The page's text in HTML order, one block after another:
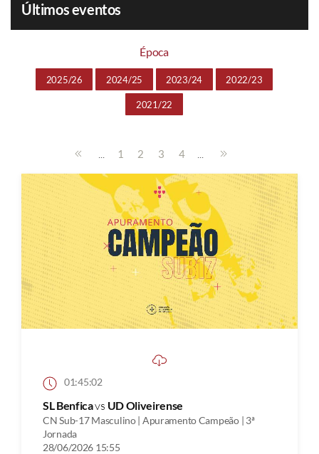
Últimos eventos
Época
2025/26 2024/25 2023/24 2022/23
2021/22
... 1 2 3 4 ...
01:45:02
SL Benficavs UD Oliveirense
CN Sub-17 Masculino | Apuramento Campeão | 3ª
Jornada
28/06/2026 15:55